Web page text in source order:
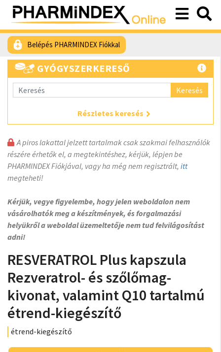
Belépés PHARMINDEX Fiókkal
GYÓGYSZERKERESŐ
Keresés
Részletes keresés
A piros lakattal jelzett tartalmak csak szakmai felhasználók
részére érhetők el, a megtekintéshez, kérjük, lépjen be
PHARMINDEX Fiókjával, vagy ha még nem regisztrált, itt
megteheti!
Kérjük, vegye figyelembe, hogy jelen weboldalon nem
vásárolhatók meg a készítmények, és forgalmazási
helyükről a weboldal üzemeltetője nem tud felvilágosítást
adni!
RESVERATROL Plus kapszula
Rezveratrol- és szőlőmag-
kivonat, valamint Q10 tartalmú
étrend-kiegészítő
étrend-kiegészítő